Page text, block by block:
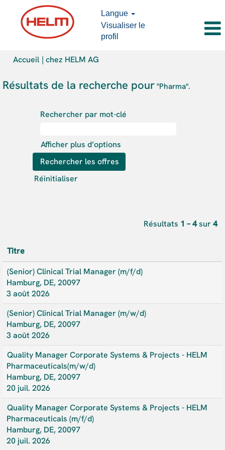
Langue
Visualiser le
profil
Accueil | chez HELM AG
Résultats de la recherche pour "Pharma".
Rechercher par mot-clé
Afficher plus d’options
Réinitialiser
Résultats 1 – 4sur4
Titre
(Senior) Clinical Trial Manager (m/f/d)
Hamburg, DE, 20097
3 août 2026
(Senior) Clinical Trial Manager (m/w/d)
Hamburg, DE, 20097
3 août 2026
Quality Manager Corporate Systems & Projects - HELM
Pharmaceuticals(m/w/d)
Hamburg, DE, 20097
20 juil. 2026
Quality Manager Corporate Systems & Projects - HELM
Pharmaceuticals (m/f/d)
Hamburg, DE, 20097
20 juil. 2026